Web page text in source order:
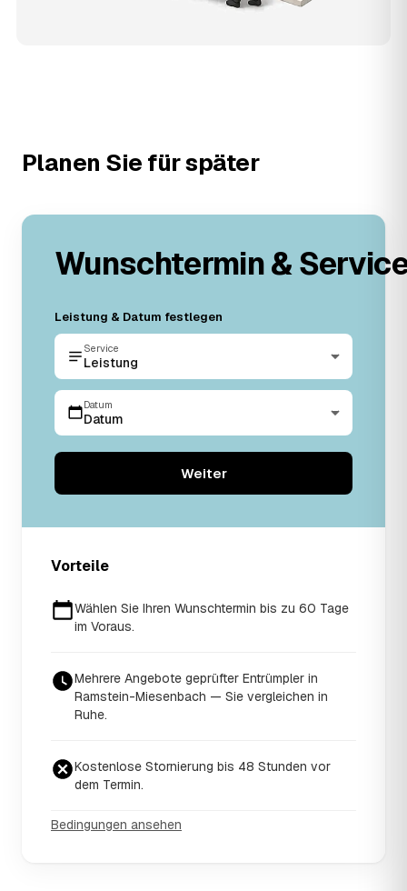
Planen Sie für später
Wunschtermin &
Leistung & Datum festlegen
Service
Leistung
Datum
Datum
Weiter
Vorteile
Wählen Sie Ihren Wunschtermin bis zu 60 Tage
im Voraus.
Mehrere Angebote geprüfter Entrümpler in
Ramstein-Miesenbach — Sie vergleichen in
Ruhe.
Kostenlose Stornierung bis 48 Stunden vor
dem Termin.
Bedingungen ansehen